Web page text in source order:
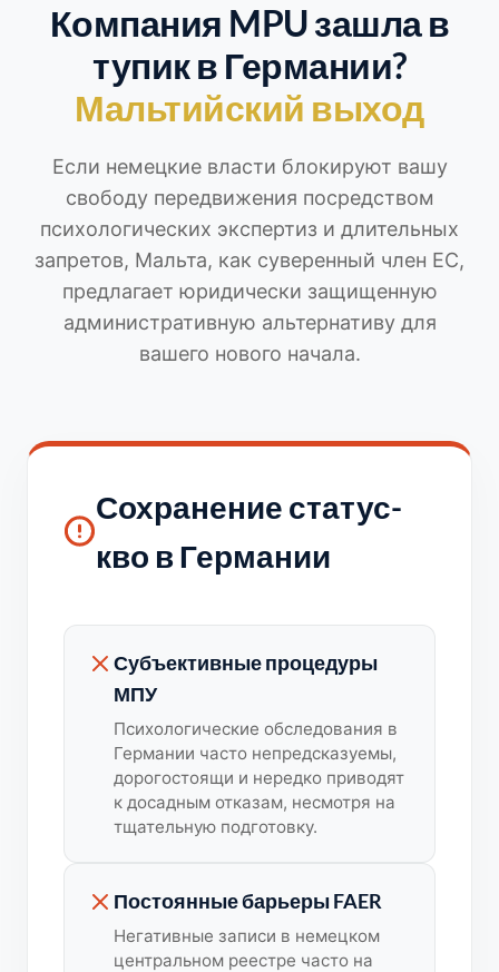
Компания MPU зашла в
тупик в Германии?
Мальтийский выход
Если немецкие власти блокируют вашу
свободу передвижения посредством
психологических экспертиз и длительных
запретов, Мальта, как суверенный член ЕС,
предлагает юридически защищенную
административную альтернативу для
вашего нового начала.
Сохранение статус-
кво в Германии
Субъективные процедуры
МПУ
Психологические обследования в
Германии часто непредсказуемы,
дорогостоящи и нередко приводят
к досадным отказам, несмотря на
тщательную подготовку.
Постоянные барьеры FAER
Негативные записи в немецком
центральном реестре часто на